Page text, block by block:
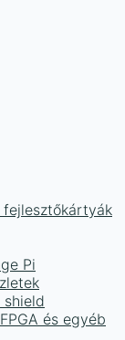
fejlesztőkártyák
Pi
shield
és egyéb